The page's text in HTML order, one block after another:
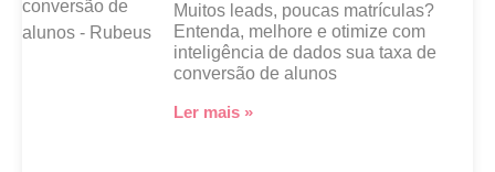
Muitos leads, poucas matrículas?
Entenda, melhore e otimize com
inteligência de dados sua taxa de
conversão de alunos
Ler mais »